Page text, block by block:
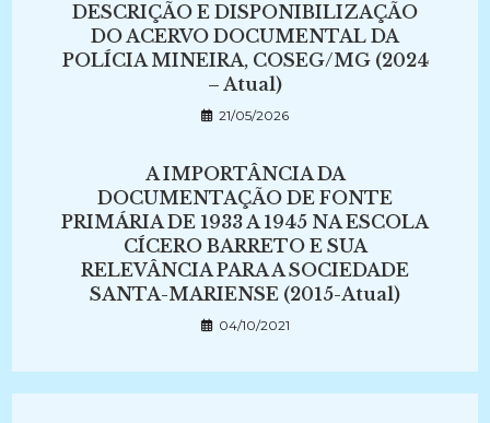
DESCRIÇÃO E DISPONIBILIZAÇÃO
DO ACERVO DOCUMENTAL DA
POLÍCIA MINEIRA, COSEG/MG (2024
– Atual)
21/05/2026
A IMPORTÂNCIA DA
DOCUMENTAÇÃO DE FONTE
PRIMÁRIA DE 1933 A 1945 NA ESCOLA
CÍCERO BARRETO E SUA
RELEVÂNCIA PARA A SOCIEDADE
SANTA-MARIENSE (2015-Atual)
04/10/2021